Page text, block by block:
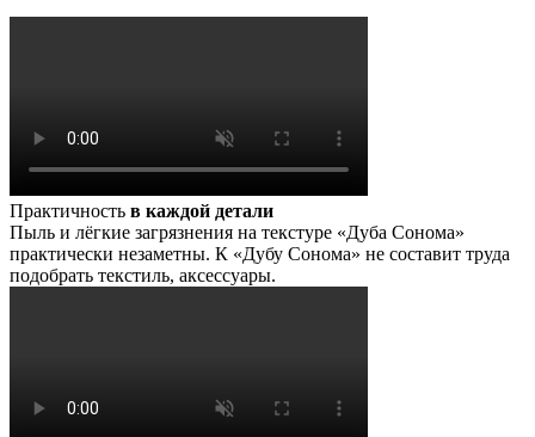
Практичность в каждой детали
Пыль и лёгкие загрязнения на текстуре «Дуба Сонома»
практически незаметны. К «Дубу Сонома» не составит труда
подобрать текстиль, аксессуары.